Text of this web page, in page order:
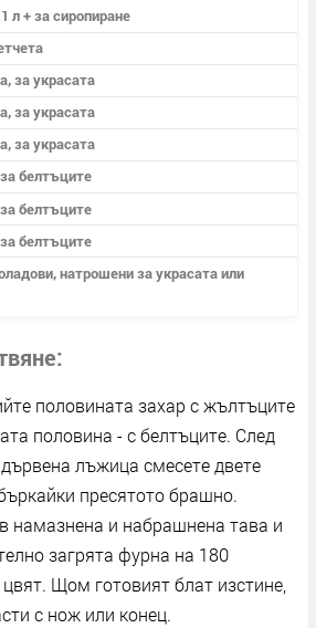
л + за сиропиране
за украсата
за украсата
за украсата
белтъците
белтъците
белтъците
натрошени за украсата или
половината захар с жълтъците
половина - с белтъците. След
лъжица смесете двете
пресятото брашно.
намазнена и набрашнена тава и
загрята фурна на 180
цвят. Щом готовият блат изстине,
с нож или конец.